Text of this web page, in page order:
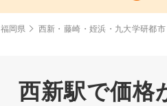
福岡県 西新・藤崎・姪浜・九大学研都市
西新駅で価格